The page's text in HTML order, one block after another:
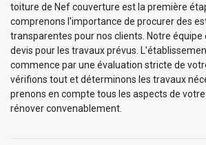
toiture de Nef couverture est la première
comprenons l'importance de procurer des
transparentes pour nos clients. Notre équipe
devis pour les travaux prévus.
commence par une évaluation stricte de
vérifions tout et déterminons les travaux
prenons en compte tous les aspects de
rénover convenablement.